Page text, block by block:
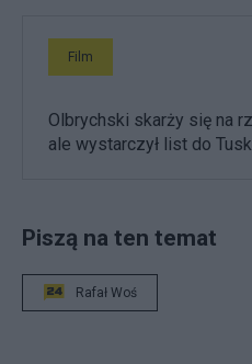
Film
Olbrychski skarży się na
ale wystarczył list do
Piszą na ten temat
Rafał Woś